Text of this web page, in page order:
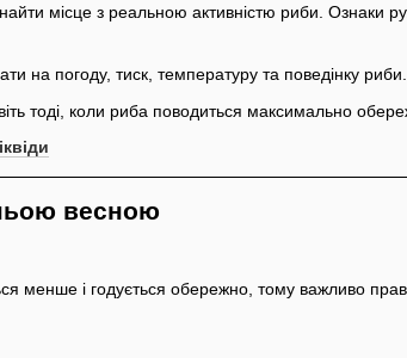
місце з реальною активністю риби. Ознаки
погоду, тиск, температуру та поведінку риби.
тоді, коли риба поводиться максимально
весною
менше і годується обережно, тому важливо